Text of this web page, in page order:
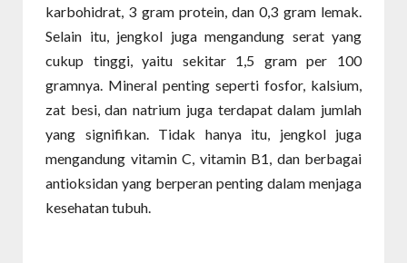
karbohidrat, 3 gram protein, dan 0,3 gram lemak.
Selain itu, jengkol juga mengandung serat yang
cukup tinggi, yaitu sekitar 1,5 gram per 100
gramnya. Mineral penting seperti fosfor, kalsium,
zat besi, dan natrium juga terdapat dalam jumlah
yang signifikan. Tidak hanya itu, jengkol juga
mengandung vitamin C, vitamin B1, dan berbagai
antioksidan yang berperan penting dalam menjaga
kesehatan tubuh.